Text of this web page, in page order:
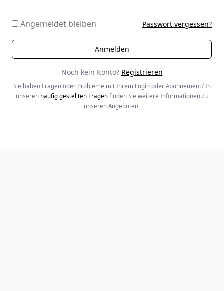
Angemeldet bleiben Passwort vergessen?
Noch kein Konto? Registrieren
Sie haben Fragen oder Probleme mit Ihrem Login oder Abonnement? In
unseren häufig gestellten Fragen finden Sie weitere Informationen zu
unseren Angeboten.